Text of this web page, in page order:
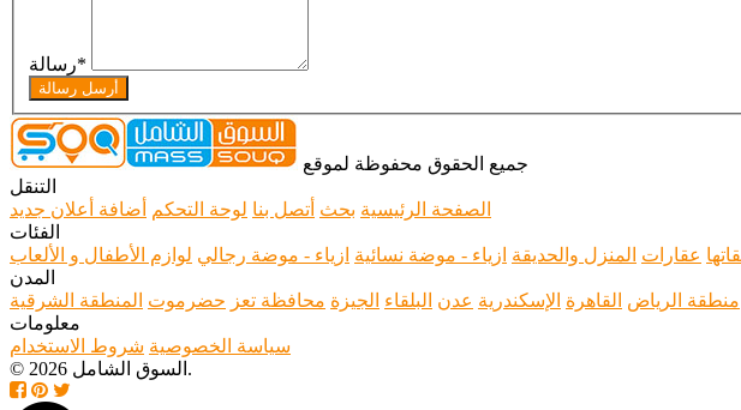
رسالة*
أرسل رسالة
جميع الحقوق محفوظة لموقع
التنقل
الصفحة الرئيسية بحث أتصل بنا لوحة التحكم أضافة أعلان جديد
الفئات
عقارات المنزل والحديقة ازياء - موضة نسائية ازياء - موضة رجالي لوازم الأطفال و الألعاب
المدن
منطقة الرياض القاهرة الإسكندرية عدن البلقاء الجيزة محافظة تعز حضرموت المنطقة الشرقية
معلومات
سياسة الخصوصية شروط الاستخدام
© 2026 السوق الشامل.